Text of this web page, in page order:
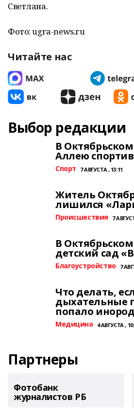
Светлана.
Фото: ugra-news.ru
Читайте нас
Выбор редакции
В
Аллею
Спорт 7 АВГУСТА , 13:11
Житель
лишился
Происшествия 7
В
детский сад
Благоустройство 7
Что делать,
дыхательные
попало
Медицина 4 АВГУСТА ,
Партнеры
Фотобанк
журналистов РБ